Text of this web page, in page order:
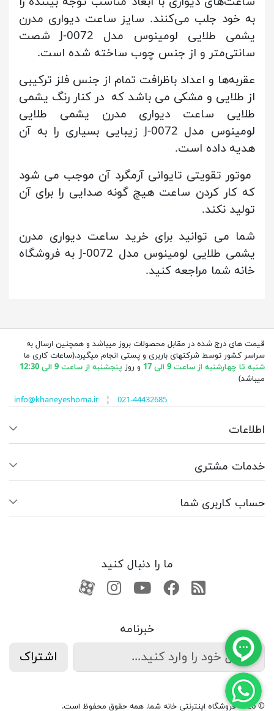
به خود جلب می‌کنند. سایز ساعت دیواری مدرن
یشمی طلایی لومینوس مدل J-0072 شصت
سانتی‌متر و از جنس چوب ساخته شده است.
عقربه‌ها و اعداد باظرافت تمام از جنس فلز ترکیبی
از طلایی و مشکی می باشد که در کنار رنگ یشمی
طلایی ساعت دیواری مدرن یشمی طلایی
لومینوس مدل J-0072 زیبایی بسیاری را به آن
هدیه داده است.
موتور تقویتی تایوانی آرمگرد آن موجب می شود
که کار کردن ساعت هیچ گونه صدایی را برای آن
تولید نکند.
شما می توانید برای خرید ساعت دیواری مدرن
یشمی طلایی لومینوس مدل J-0072 به فروشگاه
خانه شما مراجعه کنید.
قیمت های درج شده در مقابل محصولات بروز میباشد و همچنین ارسال به
سراسر کشور توسط شرکتهای باربری و پستی انجام میگیرد.(ساعات کاری ما
شنبه تا چهارشنبه از ساعت 9 الی 17
و روز پنجشنبه از ساعت 9 الی 12:30
میباشد)
info@khaneyeshoma.ir¦ 021-44432685
اطلاعات
خدمات مشتری
حساب کاربری شما
ما را دنبال کنید
RSSفیسبوکیوتیوبکانال آپارات
کانال آپارات
خبرنامه
اشتراک
© 2026 فروشگاه اینترنتی خانه شما. همه حقوق محفوظ است.